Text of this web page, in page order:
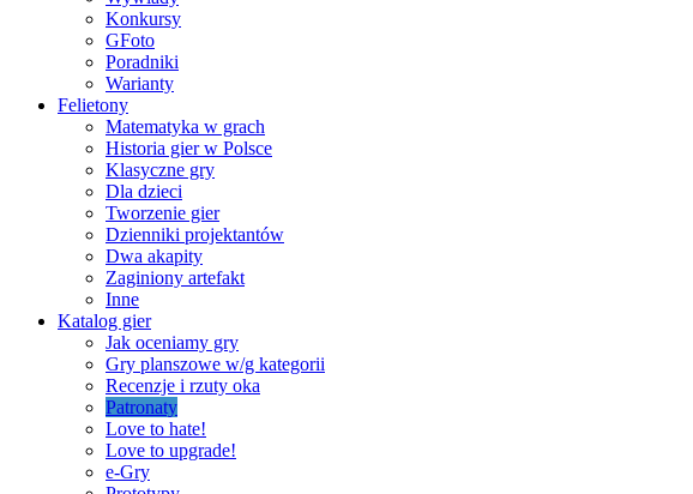
Konkursy
GFoto
Poradniki
Warianty
Felietony
Matematyka w grach
Historia gier w Polsce
Klasyczne gry
Dla dzieci
Tworzenie gier
Dzienniki projektantów
Dwa akapity
Zaginiony artefakt
Inne
Katalog gier
Jak oceniamy gry
Gry planszowe w/g kategorii
Recenzje i rzuty oka
Patronaty
Love to hate!
Love to upgrade!
e-Gry